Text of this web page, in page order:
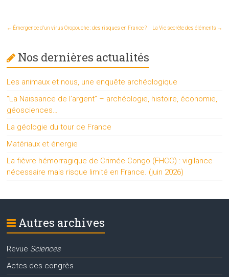
← Émergence d’un virus Oropouche : des risques en France ? La Vie secrète des éléments →
Nos dernières actualités
Les animaux et nous, une enquête archéologique
“La Naissance de l’argent” – archéologie, histoire, économie,
géosciences…
La géologie du tour de France
Matériaux et énergie
La fièvre hémorragique de Crimée Congo (FHCC) : vigilance
nécessaire mais risque limité en France. (juin 2026)
Autres archives
Revue Sciences
Actes des congrès